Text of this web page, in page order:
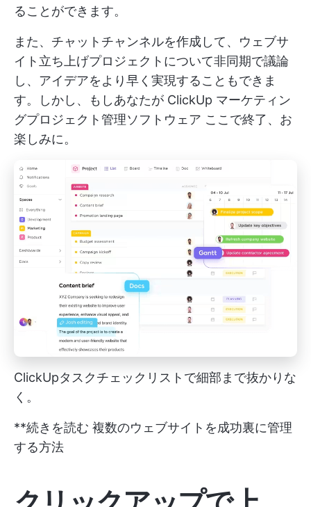
ることができます。
また、チャットチャンネルを作成して、ウェブサ
イト立ち上げプロジェクトについて非同期で議論
し、アイデアをより早く実現することもできま
す。しかし、もしあなたが ClickUp マーケティン
グプロジェクト管理ソフトウェア ここで終了、お
楽しみに。
ClickUpタスクチェックリストで細部まで抜かりな
く。
**続きを読む 複数のウェブサイトを成功裏に管理
する方法